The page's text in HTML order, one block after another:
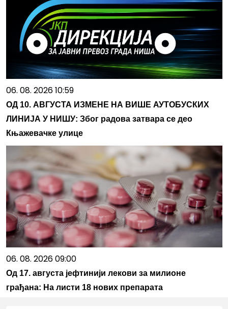
06. 08. 2026 10:59
ОД 10. АВГУСТА ИЗМЕНЕ НА ВИШЕ АУТОБУСКИХ
ЛИНИЈА У НИШУ: Због радова затвара се део
Књажевачке улице
06. 08. 2026 09:00
Од 17. августа јефтинији лекови за милионе
грађана: На листи 18 нових препарата